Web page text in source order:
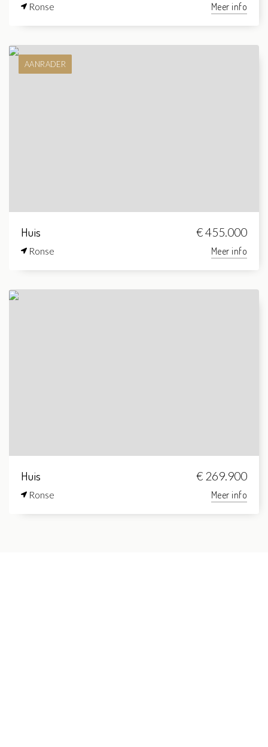
Ronse Meer info
AANRADER
Huis € 455.000
Ronse Meer info
Huis € 269.900
Ronse Meer info